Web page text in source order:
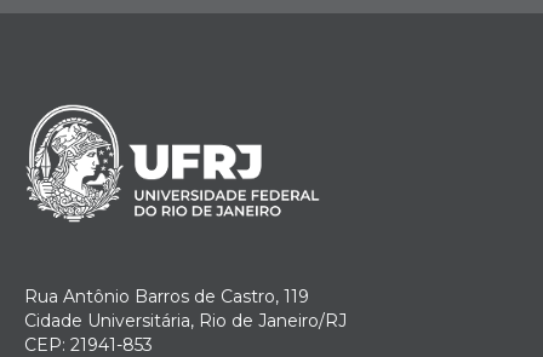
Rua Antônio Barros de Castro, 119
Cidade Universitária, Rio de Janeiro/RJ
CEP: 21941-853